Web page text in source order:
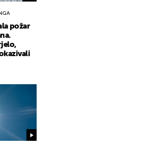
požar